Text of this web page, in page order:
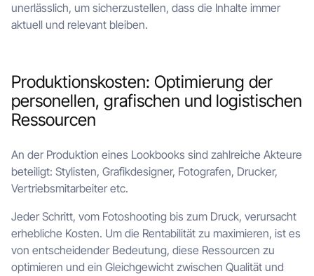
unerlässlich, um sicherzustellen, dass die Inhalte immer
aktuell und relevant bleiben.
Produktionskosten: Optimierung der
personellen, grafischen und logistischen
Ressourcen
An der Produktion eines Lookbooks sind zahlreiche Akteure
beteiligt: Stylisten, Grafikdesigner, Fotografen, Drucker,
Vertriebsmitarbeiter etc.
Jeder Schritt, vom Fotoshooting bis zum Druck, verursacht
erhebliche Kosten. Um die Rentabilität zu maximieren, ist es
von entscheidender Bedeutung, diese Ressourcen zu
optimieren und ein Gleichgewicht zwischen Qualität und